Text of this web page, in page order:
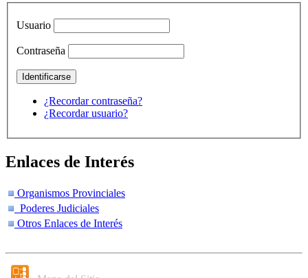
Usuario
Contraseña
¿Recordar contraseña?
¿Recordar usuario?
Enlaces de Interés
Organismos Provinciales
Poderes Judiciales
Otros Enlaces de Interés